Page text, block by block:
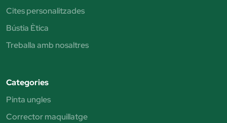
Cites personalitzades
Bústia Ètica
Treballa amb nosaltres
Categories
Pinta ungles
Corrector maquillatge